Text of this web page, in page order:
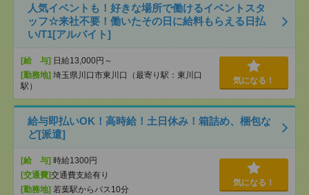
人気イベントも！好きな場所で働けるイベントスタ
ッフ☆来社不要！働いたその日に給料もらえる日払
い/T1[アルバイト]
[給 与] 日給13,000円～
[勤務地] 埼玉県川口市東川口（最寄り駅：東川口
駅）
気になる！
給与即払いOK！高時給！土日休み！箱詰め、梱包な
ど[派遣]
[給 与] 時給1300円
[交通費]交通費支給有り
[勤務地] 若葉駅からバス10分
気になる！